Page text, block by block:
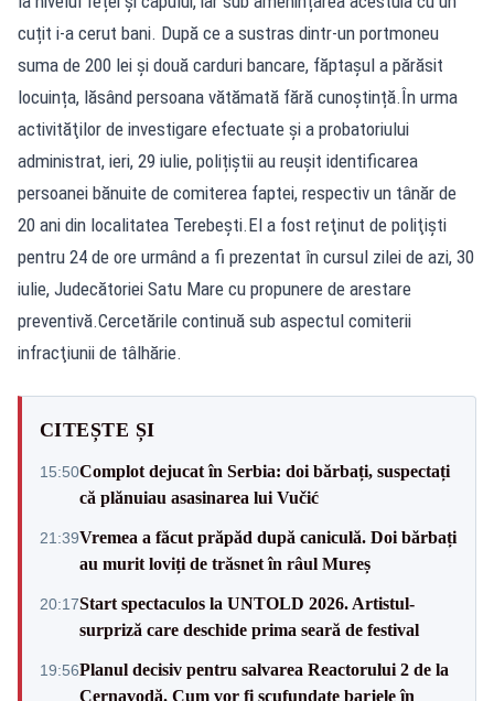
cuțit i-a cerut bani. După ce a sustras dintr-un portmoneu
suma de 200 lei și două carduri bancare, făptașul a părăsit
locuința, lăsând persoana vătămată fără cunoștință.În urma
activităţilor de investigare efectuate şi a probatoriului
administrat, ieri, 29 iulie, polițiștii au reuşit identificarea
persoanei bănuite de comiterea faptei, respectiv un tânăr de
20 ani din localitatea Terebești.El a fost reţinut de poliţişti
pentru 24 de ore urmând a fi prezentat în cursul zilei de azi, 30
iulie, Judecătoriei Satu Mare cu propunere de arestare
preventivă.Cercetările continuă sub aspectul comiterii
infracţiunii de tâlhărie.
CITEȘTE ȘI
15:50Complot dejucat în Serbia: doi bărbați, suspectați
că plănuiau asasinarea lui Vučić
21:39Vremea a făcut prăpăd după caniculă. Doi bărbați
au murit loviți de trăsnet în râul Mureș
20:17Start spectaculos la UNTOLD 2026. Artistul-
surpriză care deschide prima seară de festival
19:56Planul decisiv pentru salvarea Reactorului 2 de la
Cernavodă. Cum vor fi scufundate barjele în